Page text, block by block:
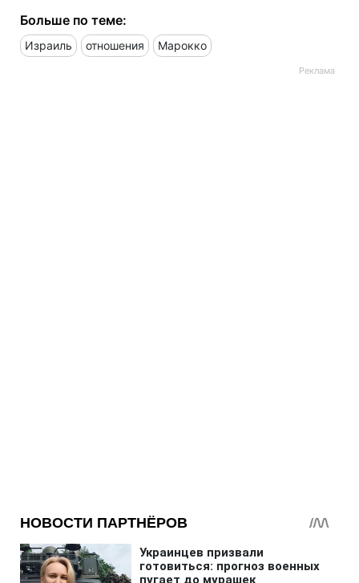
Больше по теме:
Израиль отношения Марокко